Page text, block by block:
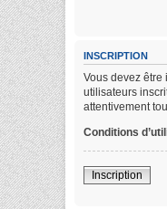
INSCRIPTION
Vous devez être
utilisateurs
attentivement
Conditions
Inscription